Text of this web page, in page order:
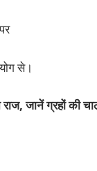
से।
जानें ग्रहों की